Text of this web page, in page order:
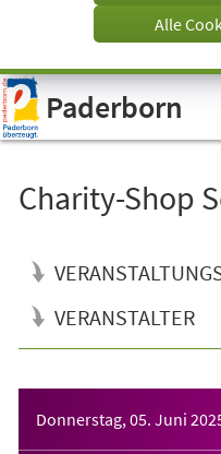
Visuelle
Assistenzsoftware
öffnen.
Alle
Paderborn
Charity-Shop
VERANSTALTER
Donnerstag, 05. Juni